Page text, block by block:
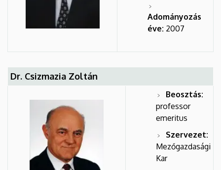
Adományozás
éve: 2007
Dr. Csizmazia Zoltán
Beosztás:
professor
emeritus
Szervezet:
Mezőgazdasági
Kar